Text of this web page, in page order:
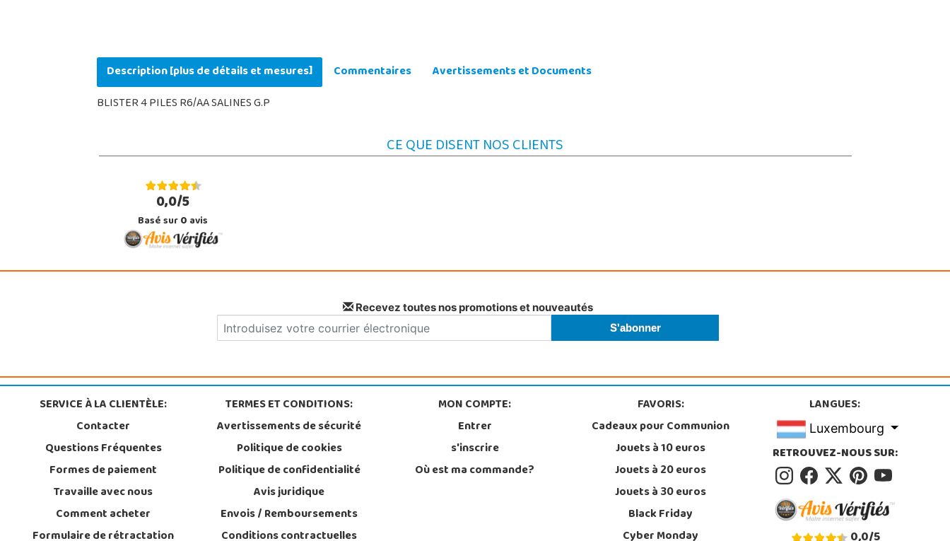
Description [plus de détails et mesures] Commentaires
Avertissements et Documents
BLISTER 4 PILES R6/AA SALINES G.P
CE QUE DISENT NOS CLIENTS
0,0/5
Basé sur0avis
Recevez toutes nos promotions et nouveautés
SERVICE À LA CLIENTÈLE:
Contacter
Questions Fréquentes
Formes de paiement
Travaille avec nous
Comment acheter
TERMES ET CONDITIONS:
Avertissements de sécurité
Politique de cookies
Politique de confidentialité
Avis juridique
Envois / Remboursements
MON COMPTE:
Entrer
s'inscrire
Où est ma commande?
FAVORIS:
Cadeaux pour Communion
Jouets à 10 euros
Jouets à 20 euros
Jouets à 30 euros
Black Friday
LANGUES:
Luxembourg
RETROUVEZ-NOUS SUR: